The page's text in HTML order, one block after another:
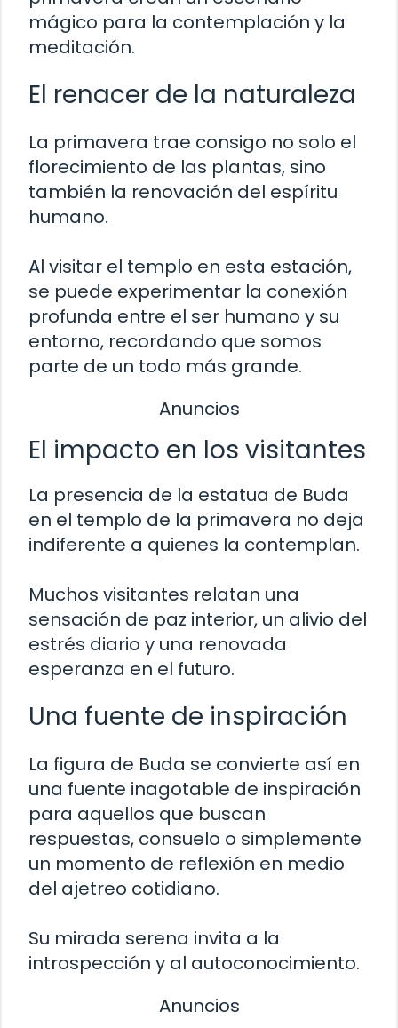
mágico para la contemplación y la
meditación.
El renacer de la naturaleza
La primavera trae consigo no solo el
florecimiento de las plantas, sino
también la renovación del espíritu
humano.
Al visitar el templo en esta estación,
se puede experimentar la conexión
profunda entre el ser humano y su
entorno, recordando que somos
parte de un todo más grande.
Anuncios
El impacto en los visitantes
La presencia de la estatua de Buda
en el templo de la primavera no deja
indiferente a quienes la contemplan.
Muchos visitantes relatan una
sensación de paz interior, un alivio del
estrés diario y una renovada
esperanza en el futuro.
Una fuente de inspiración
La figura de Buda se convierte así en
una fuente inagotable de inspiración
para aquellos que buscan
respuestas, consuelo o simplemente
un momento de reflexión en medio
del ajetreo cotidiano.
Su mirada serena invita a la
introspección y al autoconocimiento.
Anuncios